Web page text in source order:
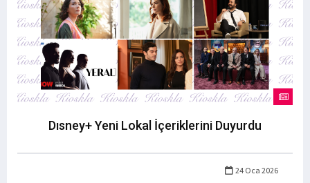
Dısney+ Yeni Lokal İçeriklerini Duyurdu
24 Oca 2026